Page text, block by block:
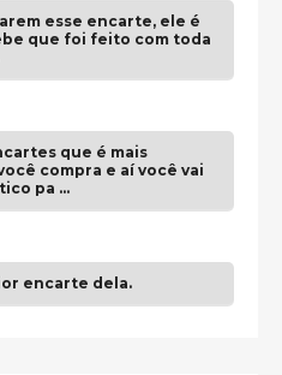
esse encarte, ele é
que foi feito com toda
que é mais
compra e aí você vai
pa …
encarte dela.